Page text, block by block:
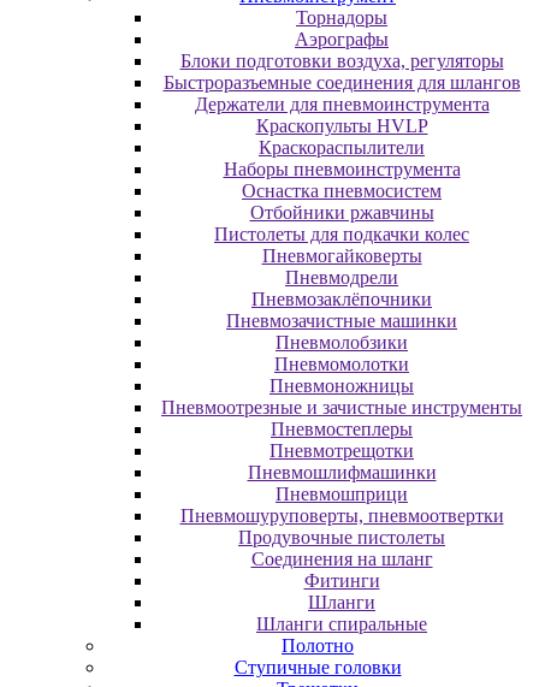
Topнaдopы
Аэрографы
Блоки подготовки воздуха, регуляторы
Быстроразъемные соединения для шлангов
Держатели для пневмоинструмента
Краскопульты HVLP
Краскораспылители
Наборы пневмоинструмента
Оснастка пневмосистем
Отбойники ржавчины
Пистолеты для подкачки колес
Пневмогайковерты
Пневмодрели
Пневмозаклёпочники
Пневмозачистные машинки
Пневмолобзики
Пневмомолотки
Пневмоножницы
Пневмоотрезные и зачистные инструменты
Пневмостеплеры
Пневмотрещотки
Пневмошлифмашинки
Пневмошприци
Пневмошуруповерты, пневмоотвертки
Продувочные пистолеты
Соединения на шланг
Фитинги
Шланги
Шланги спиральные
Полотно
Ступичные головки